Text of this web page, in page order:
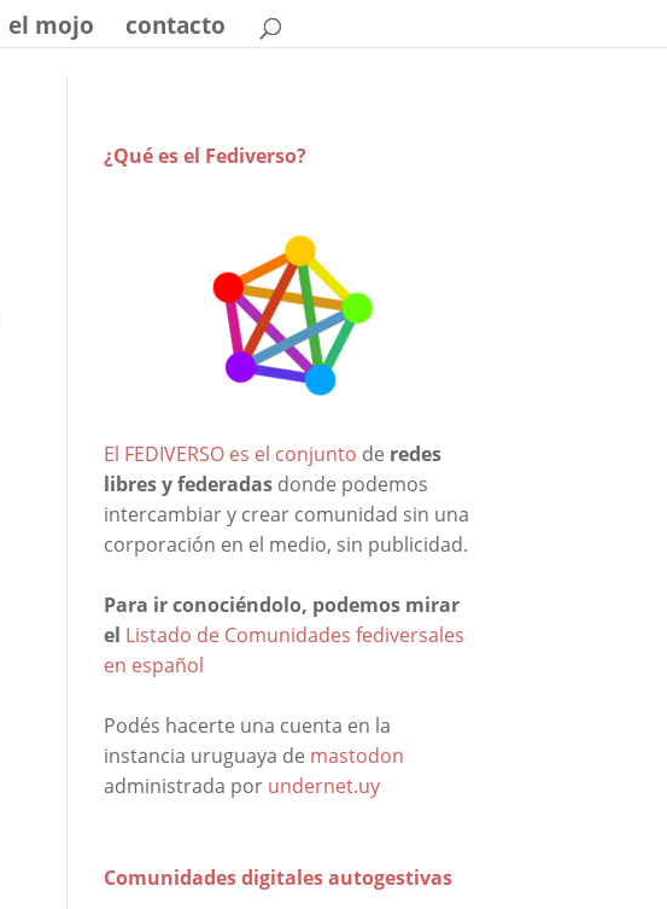
el mojo contacto
¿Qué es el Fediverso?
El FEDIVERSO es el conjunto de redes
libres y federadas donde podemos
intercambiar y crear comunidad sin una
corporación en el medio, sin publicidad.
Para ir conociéndolo, podemos mirar
el Listado de Comunidades fediversales
en español
Podés hacerte una cuenta en la
instancia uruguaya de mastodon
administrada por undernet.uy
Comunidades digitales autogestivas